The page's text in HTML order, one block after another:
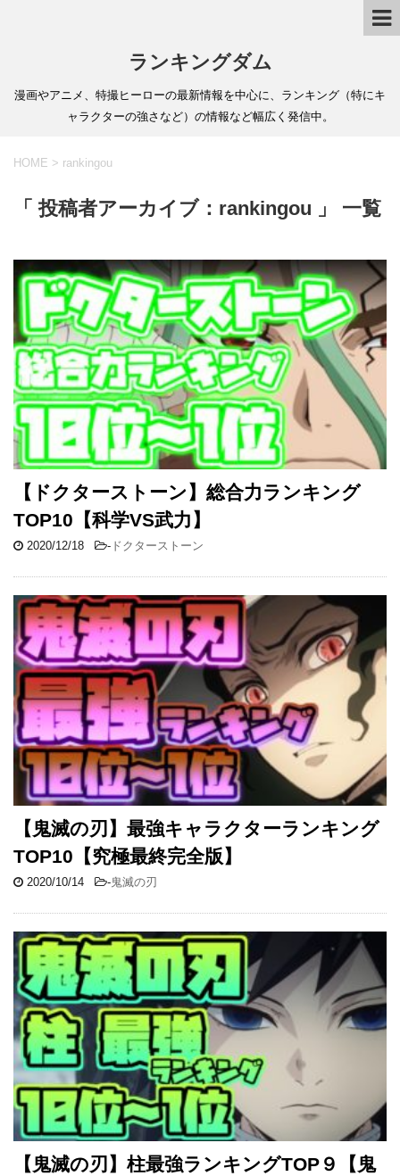
ランキングダム
漫画やアニメ、特撮ヒーローの最新情報を中心に、ランキング（特にキ
ャラクターの強さなど）の情報など幅広く発信中。
HOME > rankingou
「 投稿者アーカイブ：rankingou 」 一覧
【ドクターストーン】総合力ランキング
TOP10【科学VS武力】
2020/12/18 - ドクターストーン
【鬼滅の刃】最強キャラクターランキング
TOP10【究極最終完全版】
2020/10/14 -鬼滅の刃
【鬼滅の刃】柱最強ランキングTOP９【鬼